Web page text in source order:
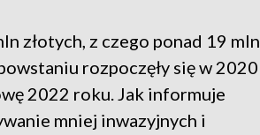
złotych, z czego ponad 19 mln
rozpoczęły się w 2020
2022 roku. Jak informuje
mniej inwazyjnych i